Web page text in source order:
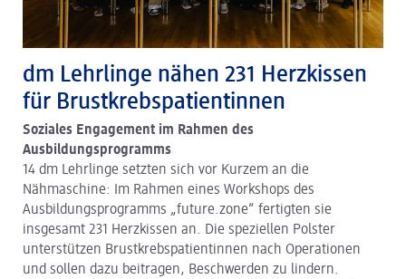
Arbeiten bei dm
dm Online Shop
PAYBACK
Über dm
Pressekontakt
ACTIVE BEAUTY
dm Lehrlinge nähen 231 Herzkissen
für Brustkrebspatientinnen
Soziales Engagement im Rahmen des
Ausbildungsprogramms
14 dm Lehrlinge setzten sich vor Kurzem an die
Nähmaschine: Im Rahmen eines Workshops des
Ausbildungsprogramms „future.zone“ fertigten sie
insgesamt 231 Herzkissen an. Die speziellen Polster
unterstützen Brustkrebspatientinnen nach Operationen
und sollen dazu beitragen, Beschwerden zu lindern.